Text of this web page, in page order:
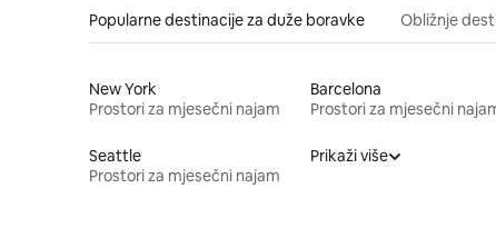
Popularne destinacije za duže boravke Obližnje
New York
Prostori za mjesečni najam
Barcelona
Prostori za mjesečni
Seattle
Prostori za mjesečni najam
Prikaži više